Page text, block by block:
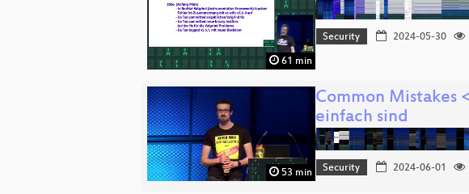
61 min
Security 2024-05-30
53 min
Common Mistakes
einfach sind
Security 2024-06-01